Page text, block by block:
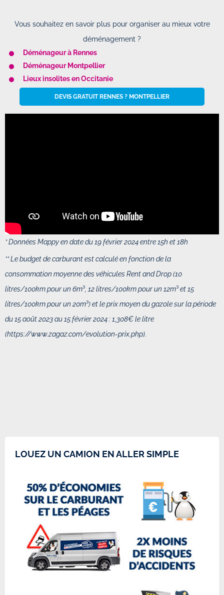
Vous souhaitez en savoir plus pour organiser au mieux votre
déménagement ?
Déménageur à Rennes
Déménageur Montpellier
Lieux insolites en Occitanie
DEVIS GRATUIT RENNES ? MONTPELLIER
* Données Mappy en date du 19 février 2024 entre 15h et 18h
** Le budget de carburant est calculé en fonction dela
consommation moyenne des véhicules Rent and Drop (10
litres/100km pour un 6m³ , 12 litres/100km pour un 12m³et 15
litres/100km pour un 20m³) etle prix moyen du gazole sur la période
du 15 août 2023 au 15 février 2024 : 1,308€ le litre
(https://www.zagaz.com/evolution-prix.php).
LOUEZ UN CAMION EN ALLER SIMPLE